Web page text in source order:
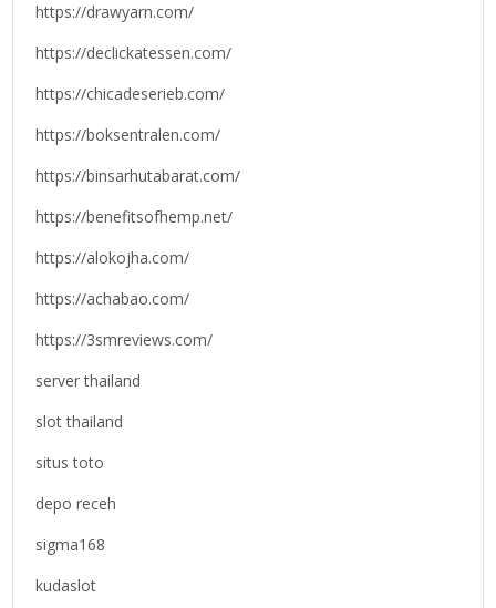
https://drawyarn.com/
https://declickatessen.com/
https://chicadeserieb.com/
https://boksentralen.com/
https://binsarhutabarat.com/
https://benefitsofhemp.net/
https://alokojha.com/
https://achabao.com/
https://3smreviews.com/
server thailand
slot thailand
situs toto
depo receh
sigma168
kudaslot